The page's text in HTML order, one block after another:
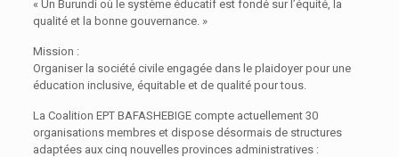
« Un Burundi où le système éducatif est fondé sur l’équité, la
qualité et la bonne gouvernance. »
Mission :
Organiser la société civile engagée dans le plaidoyer pour une
éducation inclusive, équitable et de qualité pour tous.
La Coalition EPT BAFASHEBIGE compte actuellement 30
organisations membres et dispose désormais de structures
adaptées aux cinq nouvelles provinces administratives :